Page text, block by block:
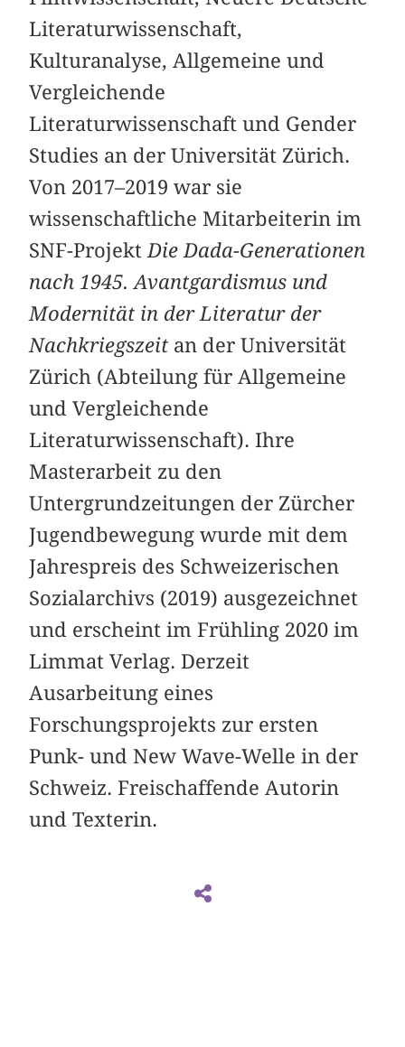
Literaturwissenschaft,
Kulturanalyse, Allgemeine und
Vergleichende
Literaturwissenschaft und Gender
Studies an der Universität Zürich.
Von 2017–2019 war sie
wissenschaftliche Mitarbeiterin im
SNF-Projekt Die Dada-Generationen
nach 1945. Avantgardismus und
Modernität in der Literatur der
Nachkriegszeit an der Universität
Zürich (Abteilung für Allgemeine
und Vergleichende
Literaturwissenschaft). Ihre
Masterarbeit zu den
Untergrundzeitungen der Zürcher
Jugendbewegung wurde mit dem
Jahrespreis des Schweizerischen
Sozialarchivs (2019) ausgezeichnet
und erscheint im Frühling 2020 im
Limmat Verlag. Derzeit
Ausarbeitung eines
Forschungsprojekts zur ersten
Punk- und New Wave-Welle in der
Schweiz. Freischaffende Autorin
und Texterin.